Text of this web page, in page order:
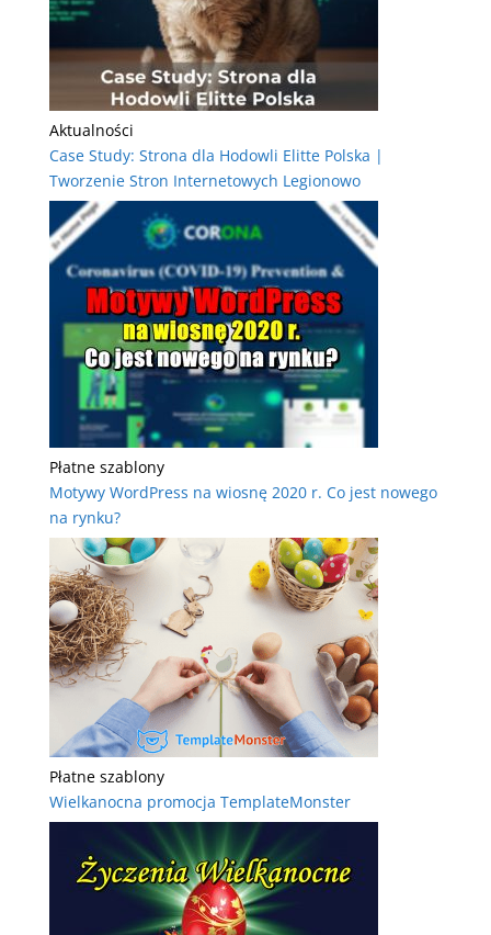
Aktualności
Case Study: Strona dla Hodowli Elitte Polska |
Tworzenie Stron Internetowych Legionowo
Płatne szablony
Motywy WordPress na wiosnę 2020 r. Co jest nowego
na rynku?
Płatne szablony
Wielkanocna promocja TemplateMonster